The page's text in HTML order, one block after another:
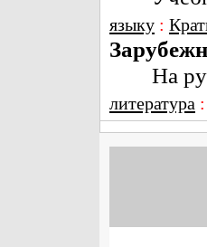
языку :
На
литература :